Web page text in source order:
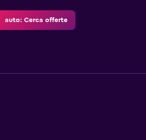
auto: Cerca offerte